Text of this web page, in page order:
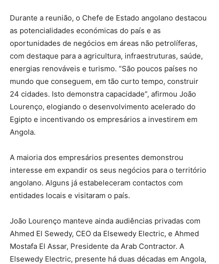
Durante a reunião, o Chefe de Estado angolano destacou
as potencialidades económicas do país e as
oportunidades de negócios em áreas não petrolíferas,
com destaque para a agricultura, infraestruturas, saúde,
energias renováveis e turismo. “São poucos países no
mundo que conseguem, em tão curto tempo, construir
24 cidades. Isto demonstra capacidade”, afirmou João
Lourenço, elogiando o desenvolvimento acelerado do
Egipto e incentivando os empresários a investirem em
Angola.
A maioria dos empresários presentes demonstrou
interesse em expandir os seus negócios para o território
angolano. Alguns já estabeleceram contactos com
entidades locais e visitaram o país.
João Lourenço manteve ainda audiências privadas com
Ahmed El Sewedy, CEO da Elsewedy Electric, e Ahmed
Mostafa El Assar, Presidente da Arab Contractor. A
Elsewedy Electric, presente há duas décadas em Angola,